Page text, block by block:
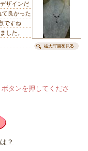
ザインだ
て良かった
ですね
した。
タンを押してくださ
？